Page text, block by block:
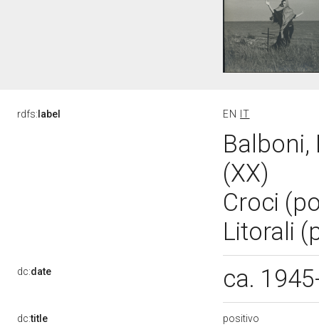
rdfs: label EN IT
(XX)
Croci
Litorali
dc:date ca.
dc:title positivo